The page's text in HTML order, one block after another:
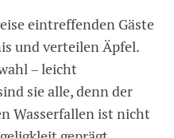
eintreffenden Gäste
und verteilen Äpfel.
– leicht
sie alle, denn der
Wasserfallen ist nicht